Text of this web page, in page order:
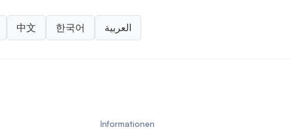
中文 한국어 العربية
Informationen